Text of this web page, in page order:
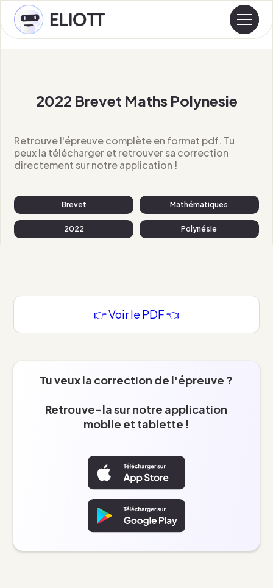
2022 Brevet Maths Polynesie
Retrouve l'épreuve complète en format pdf. Tu
peux la télécharger et retrouver sa correction
directement sur notre application !
Brevet Mathématiques
2022 Polynésie
👉 Voir le PDF 👈
Tu veux la correction de l'épreuve ?
Retrouve-la sur notre application
mobile et tablette !